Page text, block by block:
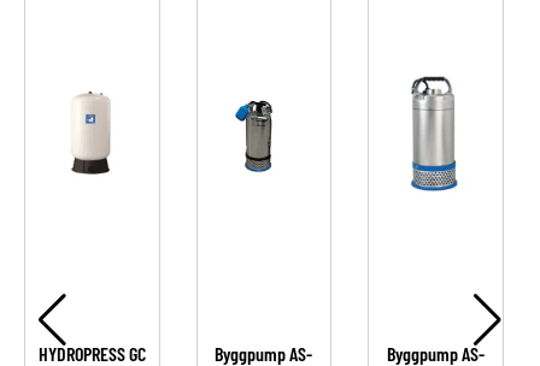
HYDROPRESS GC Byggpump AS- Byggpump AS-